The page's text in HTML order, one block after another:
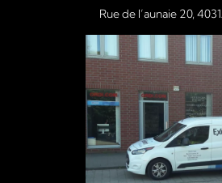
Rue de l’aunaie 20,